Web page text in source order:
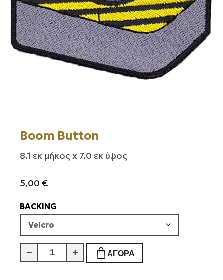
Boom Button
8.1 εκ μήκος x 7.0 εκ ύψος
5,00 €
BACKING
−
Boom
Button
+ ΑΓΟΡΆ